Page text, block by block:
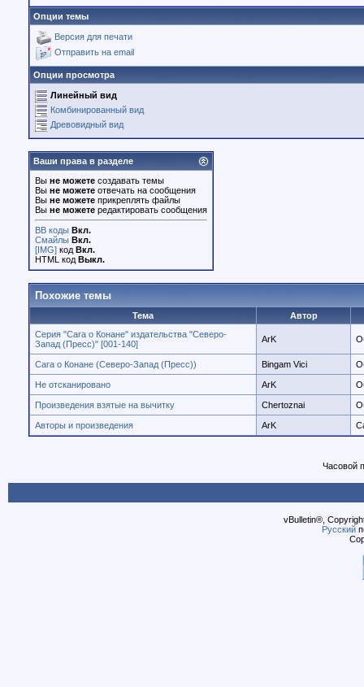
Опции темы
Версия для печати
Отправить на email
Опции просмотра
Линейный вид
Комбинированный вид
Древовидный вид
Ваши права в разделе
Вы не можете создавать темы
Вы не можете отвечать на сообщения
Вы не можете прикреплять файлы
Вы не можете редактировать сообщения
BB коды Вкл.
Смайлы Вкл.
[IMG] код Вкл.
HTML код Выкл.
Похожие темы
Тема
Автор
Серия "Сага о Конане" издательства "Северо-
Запад (Пресс)" [001-140]
ArK
Сага о Конане (Северо-Запад (Пресс)) Bingam Vici
Не отсканировано ArK
Произведения взятые на вычитку Chertoznai
Авторы и произведения ArK
Часовой
vBulletin®,
Русский